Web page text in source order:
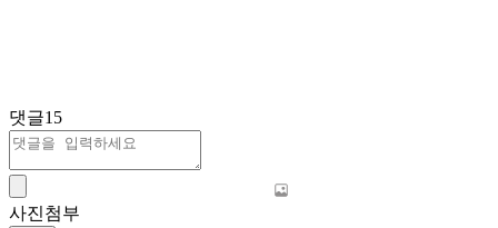
댓글15
사진첨부